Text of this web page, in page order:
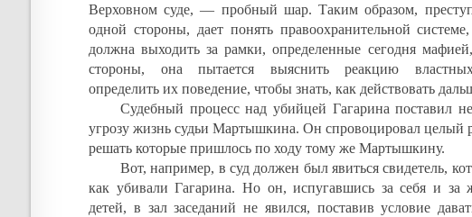
Верховном суде, — пробный шар. Таким образом,
одной стороны, дает понять правоохранительной
должна выходить за рамки, определенные сегодня
стороны, она пытается выяснить реакцию
определить их поведение, чтобы знать, как действовать
Судебный процесс над убийцей Гагарина поставил
угрозу жизнь судьи Мартышкина. Он спровоцировал целый
решать которые пришлось по ходу тому же Мартышкину.
Вот, например, в суд должен был явиться свидетель,
как убивали Гагарина. Но он, испугавшись за себя и за
детей, в зал заседаний не явился, поставив условие